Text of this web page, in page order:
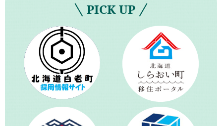
PICK UP